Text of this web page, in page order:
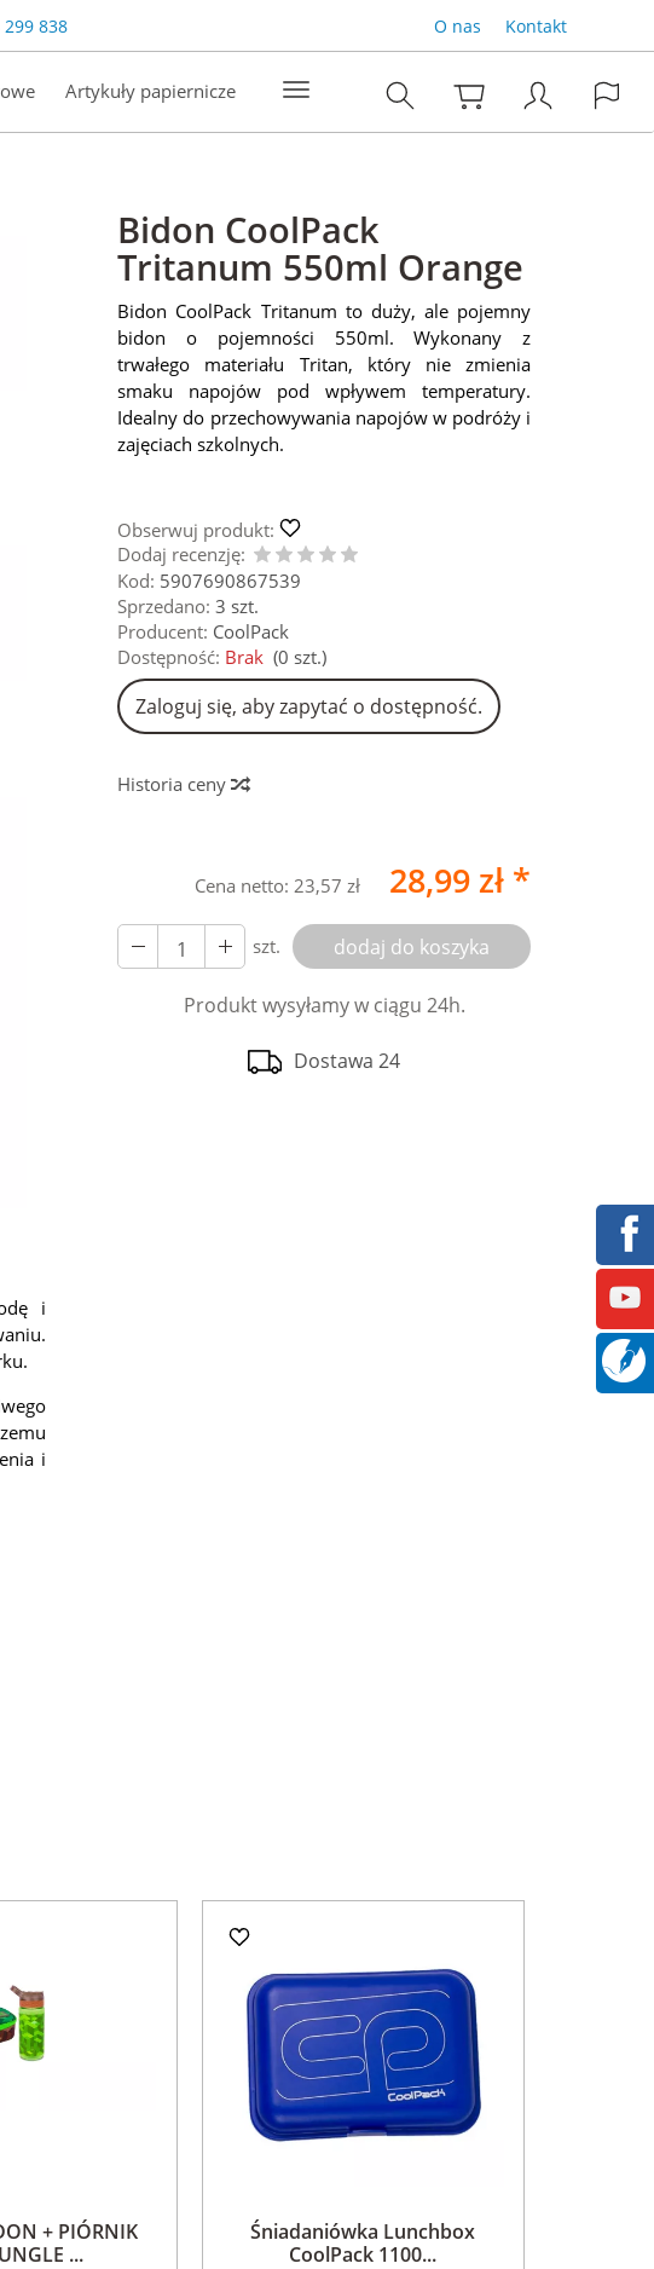
299 838 O nas Kontakt
Artykuły papiernicze
Bidon CoolPack
Tritanum 550ml Orange
Bidon CoolPack Tritanum to duży, ale pojemny
bidon o pojemności 550ml. Wykonany z
trwałego materiału Tritan, który nie zmienia
smaku napojów pod wpływem temperatury.
Idealny do przechowywania napojów w podróży i
zajęciach szkolnych.
Obserwuj produkt:
Dodaj recenzję:
Kod: 5907690867539
Sprzedano: 3 szt.
Producent: CoolPack
Dostępność: Brak (0 szt.)
Zaloguj się, aby zapytać o dostępność.
Historia ceny
Cena netto: 23,57 zł 28,99 zł *
szt. dodaj do koszyka
Produkt wysyłamy w ciągu 24h.
Dostawa 24
i
i
+ PIÓRNIK
...
Śniadaniówka Lunchbox
CoolPack 1100...